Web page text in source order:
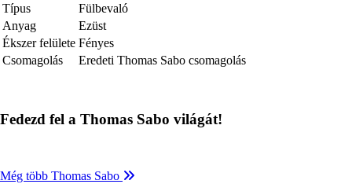
Típus
Fülbevaló
Anyag
Ezüst
Ékszer felülete Fényes
Csomagolás
Eredeti Thomas Sabo csomagolás
Fedezd fel a Thomas Sabo világát!
Még több Thomas Sabo